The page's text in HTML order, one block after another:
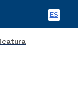
ES